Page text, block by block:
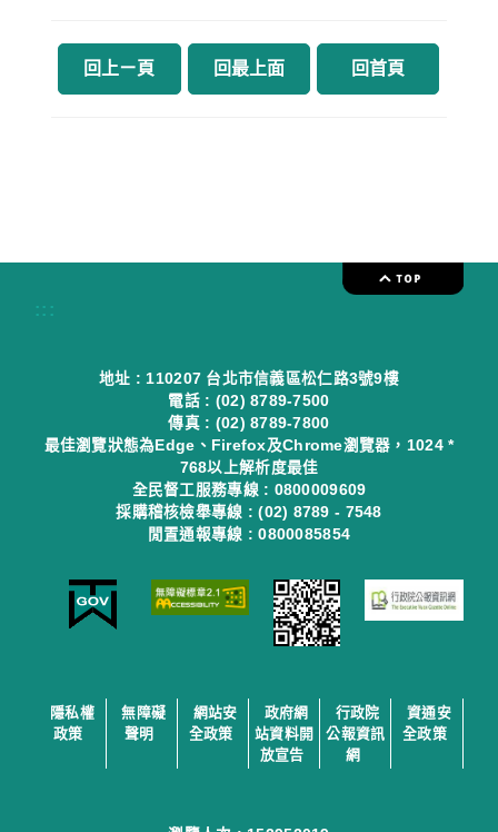
回上ㄧ頁 回最上面 回首頁
:::
地址 : 110207 台北市信義區松仁路3號9樓
電話 : (02) 8789-7500
傳真 : (02) 8789-7800
最佳瀏覽狀態為Edge、Firefox及Chrome瀏覽器，1024 *
768以上解析度最佳
全民督工服務專線 : 0800009609
採購稽核檢舉專線 : (02) 8789 - 7548
閒置通報專線 : 0800085854
隱私權
政策
無障礙
聲明
網站安
全政策
政府網
站資料開
放宣告
行政院
公報資訊
網
資通安
全政策